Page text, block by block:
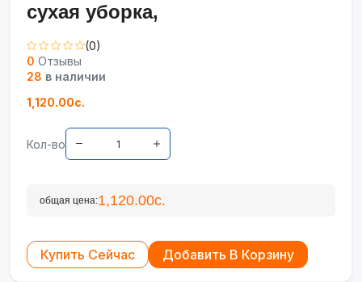
сухая уборка,
(0)
0 Отзывы
28 в наличии
1,120.00с.
Кол-во
общая цена:1,120.00с.
Купить Сейчас Добавить В Корзину